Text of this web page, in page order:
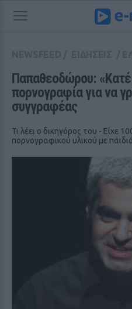
Παπαθεοδώρου:
πορνογραφία για να
συγγραφέας
Τι λέει ο δικηγόρος του - Είχε
πορνογραφικού υλικού με